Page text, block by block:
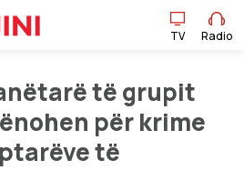
TV Radio
TV Radio
të grupit
për krime
të